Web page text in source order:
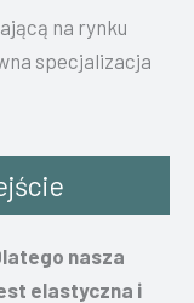
na rynku
specjalizacja
nasza
elastyczna i